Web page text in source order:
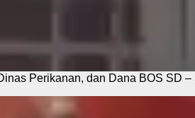
Perikanan, dan Dana BOS SD